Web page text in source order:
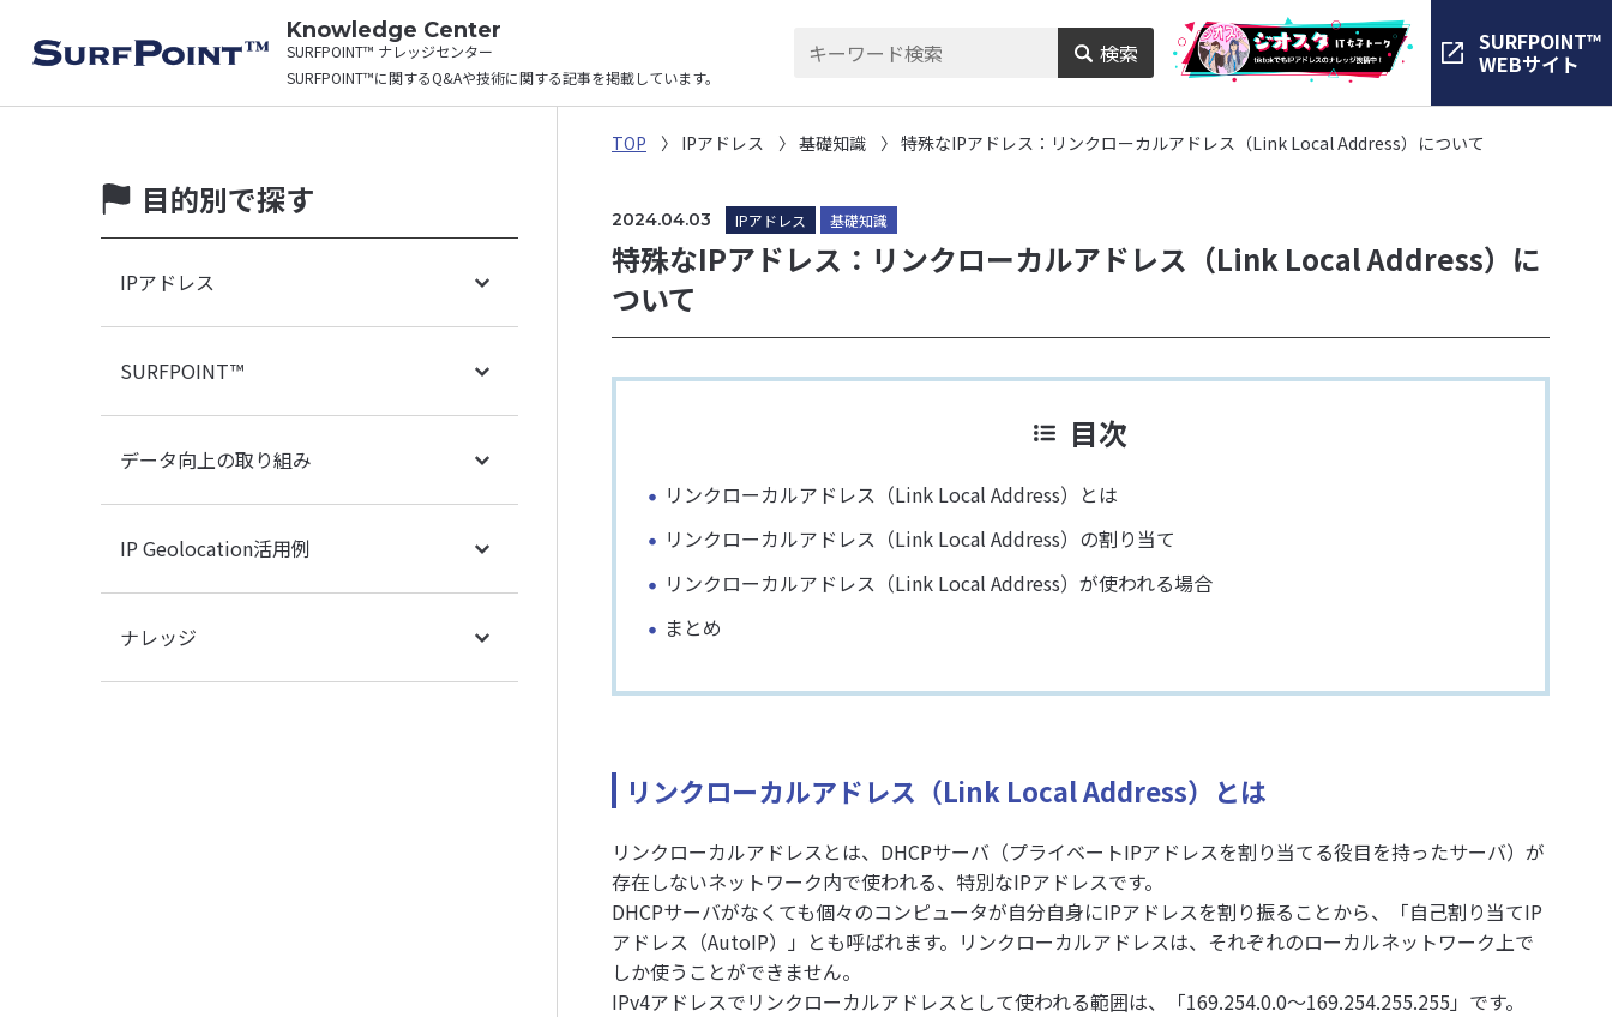
Knowledge Center
SURFPOINT™ ナレッジセンター
SURFPOINT™に関するQ&Aや技術に関する記事を掲載しています。
検索 SURFPOINT™
WEBサイト
TOP IPアドレス 基礎知識 特殊なIPアドレス：リンクローカルアドレス（Link Local Address）について
2024.04.03 IPアドレス 基礎知識
特殊なIPアドレス：リンクローカルアドレス（Link Local Address）に
ついて
目次
リンクローカルアドレス（Link Local Address）とは
リンクローカルアドレス（Link Local Address）の割り当て
リンクローカルアドレス（Link Local Address）が使われる場合
まとめ
リンクローカルアドレス（Link Local Address）とは
リンクローカルアドレスとは、DHCPサーバ（プライベートIPアドレスを割り当てる役目を持ったサーバ）が
存在しないネットワーク内で使われる、特別なIPアドレスです。
DHCPサーバがなくても個々のコンピュータが自分自身にIPアドレスを割り振ることから、「自己割り当てIP
アドレス（AutoIP）」とも呼ばれます。リンクローカルアドレスは、それぞれのローカルネットワーク上で
しか使うことができません。
IPv4アドレスでリンクローカルアドレスとして使われる範囲は、「169.254.0.0～169.254.255.255」です。
目的別で探す
IPアドレス
SURFPOINT™
データ向上の取り組み
IP Geolocation活用例
ナレッジ